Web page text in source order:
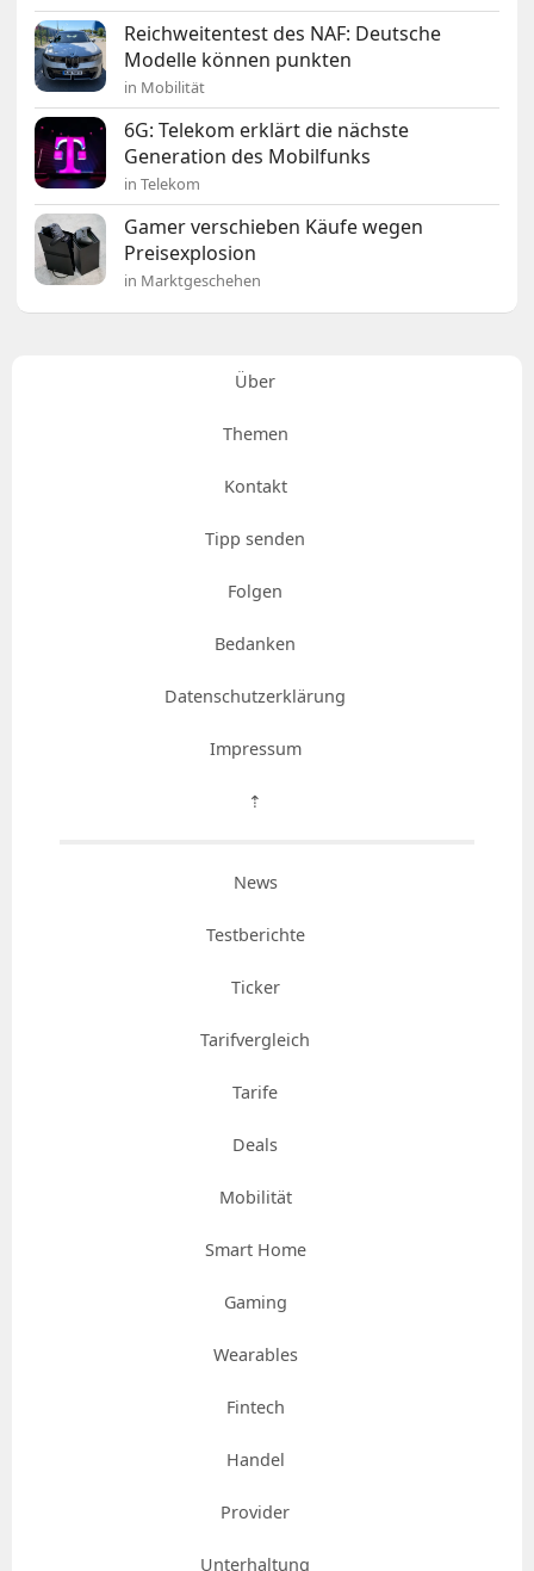
Reichweitentest des NAF: Deutsche
Modelle können punkten
in Mobilität
6G: Telekom erklärt die nächste
Generation des Mobilfunks
in Telekom
Gamer verschieben Käufe wegen
Preisexplosion
in Marktgeschehen
Über
Themen
Kontakt
Tipp senden
Folgen
Bedanken
Datenschutzerklärung
Impressum
⇡
News
Testberichte
Ticker
Tarifvergleich
Tarife
Deals
Mobilität
Smart Home
Gaming
Wearables
Fintech
Handel
Provider
Unterhaltung